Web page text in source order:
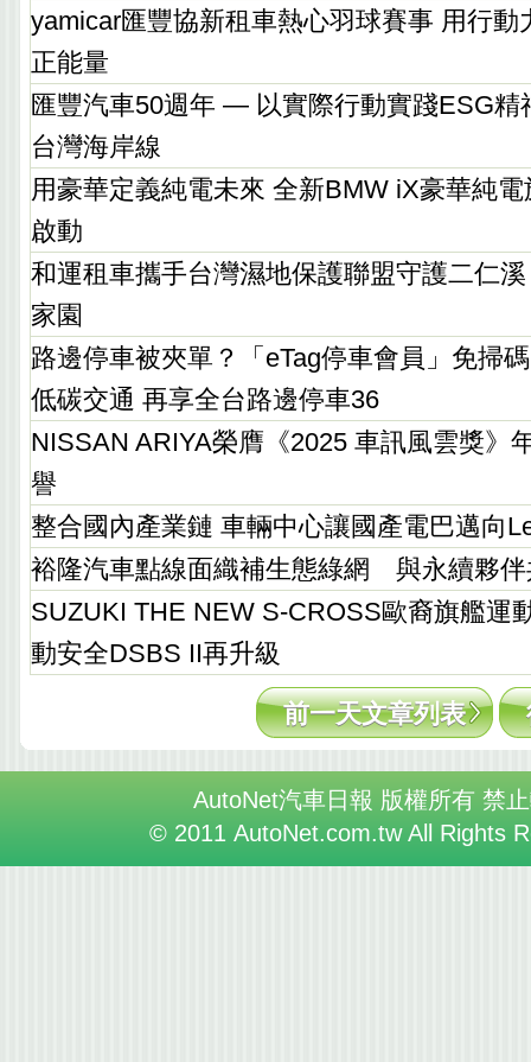
yamicar匯豐協新租車熱心羽球賽事 用行動
正能量
匯豐汽車50週年 — 以實際行動實踐ESG精
台灣海岸線
用豪華定義純電未來 全新BMW iX豪華純
啟動
和運租車攜手台灣濕地保護聯盟守護二仁
家園
路邊停車被夾單？「eTag停車會員」免掃
低碳交通 再享全台路邊停車36
NISSAN ARIYA榮膺《2025 車訊風雲獎》
譽
整合國內產業鏈 車輛中心讓國產電巴邁向
裕隆汽車點線面織補生態綠網 與永續夥伴
SUZUKI THE NEW S-CROSS歐裔旗艦運
動安全DSBS II再升級
前一天文章列表
AutoNet汽車日報 版權所有 禁
© 2011 AutoNet.com.tw All Rights